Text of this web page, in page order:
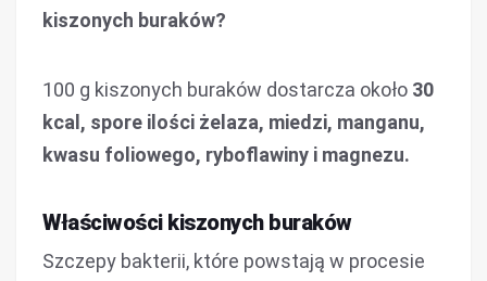
kiszonych buraków?
100 g kiszonych buraków dostarcza około 30
kcal, spore ilości żelaza, miedzi, manganu,
kwasu foliowego, ryboflawiny i magnezu.
Właściwości kiszonych buraków
Szczepy bakterii, które powstają w procesie